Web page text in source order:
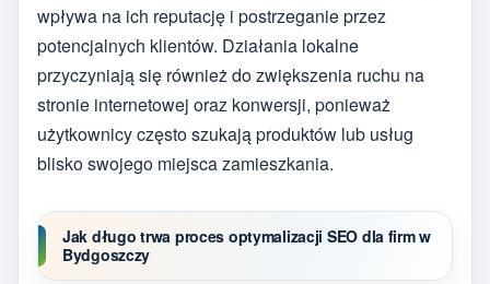
wpływa na ich reputację i postrzeganie przez
potencjalnych klientów. Działania lokalne
przyczyniają się również do zwiększenia ruchu na
stronie internetowej oraz konwersji, ponieważ
użytkownicy często szukają produktów lub usług
blisko swojego miejsca zamieszkania.
Jak długo trwa proces optymalizacji SEO dla firm w
Bydgoszczy